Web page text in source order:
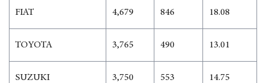
FIAT 4,679 846 18.08
TOYOTA 3,765 490 13.01
SUZUKI 3,750 553 14.75